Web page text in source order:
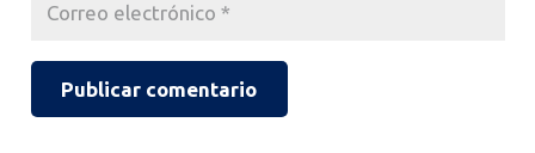
Publicar comentario